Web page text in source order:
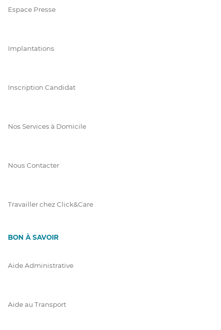
Espace Presse
Implantations
Inscription Candidat
Nos Services à Domicile
Nous Contacter
Travailler chez Click&Care
BON À SAVOIR
Aide Administrative
Aide au Transport